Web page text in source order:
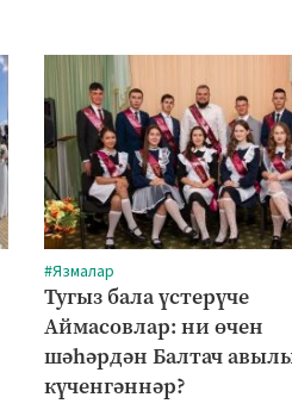
#Язмалар
Тугыз бала үстерүче
Аймасовлар: ни өчен
шәһәрдән Балтач
күченгәннәр?